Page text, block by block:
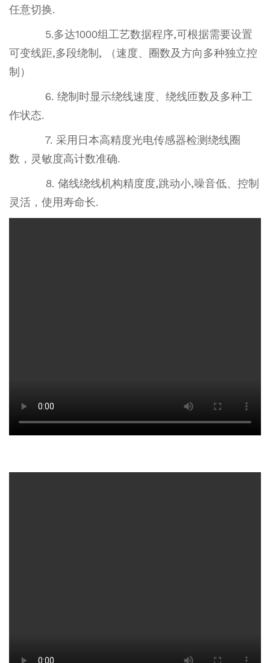
任意切换.
5.多达1000组工艺数据程序,可根据需要设置
可变线距,多段绕制, （速度、圈数及方向多种独立控
制）
6. 绕制时显示绕线速度、绕线匝数及多种工
作状态.
7. 采用日本高精度光电传感器检测绕线圈
数，灵敏度高计数准确.
8. 储线绕线机构精度度,跳动小,噪音低、控制
灵活，使用寿命长.